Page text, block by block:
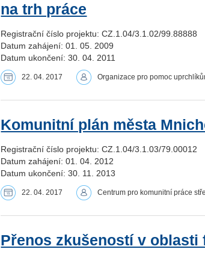
na trh práce
Registrační číslo projektu: CZ.1.04/3.1.02/99.88888
Datum zahájení: 01. 05. 2009
Datum ukončení: 30. 04. 2011
22. 04. 2017 Organizace pro pomoc
Komunitní plán města
Registrační číslo projektu: CZ.1.04/3.1.03/79.00012
Datum zahájení: 01. 04. 2012
Datum ukončení: 30. 11. 2013
22. 04. 2017 Centrum pro komunitní práce
Přenos zkušeností v oblasti